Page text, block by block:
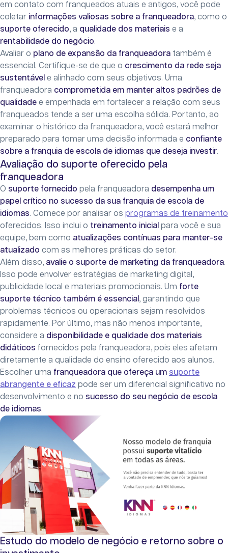
em contato com franqueados atuais e antigos, você pode
coletar informações valiosas sobre a franqueadora, como o
suporte oferecido, a qualidade dos materiais e a
rentabilidade do negócio.
Avaliar o plano de expansão da franqueadora também é
essencial. Certifique-se de que o crescimento da rede seja
sustentável e alinhado com seus objetivos. Uma
franqueadora comprometida em manter altos padrões de
qualidade e empenhada em fortalecer a relação com seus
franqueados tende a ser uma escolha sólida. Portanto, ao
examinar o histórico da franqueadora, você estará melhor
preparado para tomar uma decisão informada e confiante
sobre a franquia de escola de idiomas que deseja investir.
Avaliação do suporte oferecido pela
franqueadora
O suporte fornecido pela franqueadora desempenha um
papel crítico no sucesso da sua franquia de escola de
idiomas. Comece por analisar os programas de treinamento
oferecidos. Isso inclui o treinamento inicial para você e sua
equipe, bem como atualizações contínuas para manter-se
atualizado com as melhores práticas do setor.
Além disso, avalie o suporte de marketing da franqueadora.
Isso pode envolver estratégias de marketing digital,
publicidade local e materiais promocionais. Um forte
suporte técnico também é essencial , garantindo que
problemas técnicos ou operacionais sejam resolvidos
rapidamente. Por último, mas não menos importante,
considere a disponibilidade e qualidade dos materiais
didáticos fornecidos pela franqueadora, pois eles afetam
diretamente a qualidade do ensino oferecido aos alunos.
Escolher uma franqueadora que ofereça um suporte
abrangente e eficaz pode ser um diferencial significativo no
desenvolvimento e no sucesso do seu negócio de escola
de idiomas.
Estudo do modelo de negócio e retorno sobre o